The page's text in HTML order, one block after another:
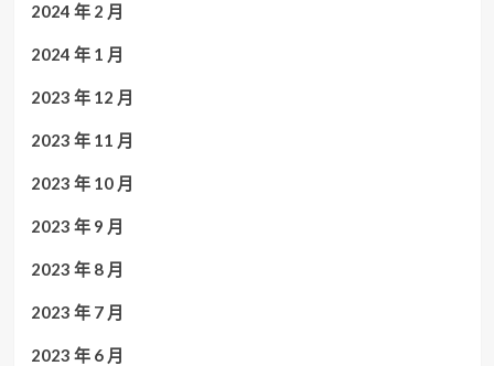
2024 年 2 月
2024 年 1 月
2023 年 12 月
2023 年 11 月
2023 年 10 月
2023 年 9 月
2023 年 8 月
2023 年 7 月
2023 年 6 月